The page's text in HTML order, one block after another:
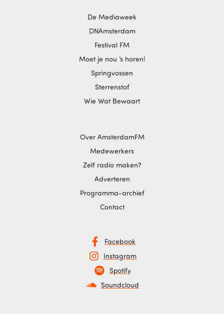
De Mediaweek
DNAmsterdam
Festival FM
Moet je nou ‘s horen!
Springvossen
Sterrenstof
Wie Wat Bewaart
Over AmsterdamFM
Medewerkers
Zelf radio maken?
Adverteren
Programma-archief
Contact
Facebook
Instagram
Spotify
Soundcloud